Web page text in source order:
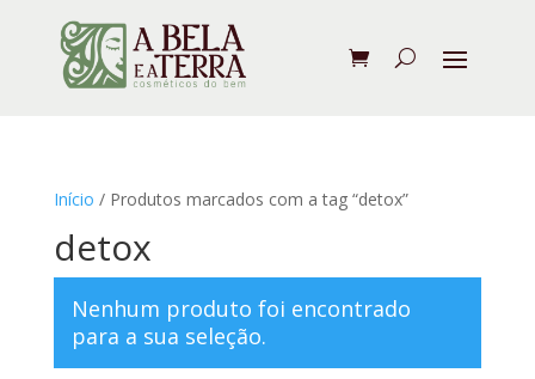
Início / Produtos marcados com a tag “detox”
detox
Nenhum produto foi encontrado
para a sua seleção.